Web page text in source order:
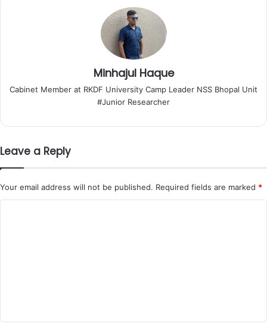
Minhajul Haque
Cabinet Member at RKDF University Camp Leader NSS Bhopal Unit
#Junior Researcher
Leave a Reply
Your email address will not be published. Required fields are marked *